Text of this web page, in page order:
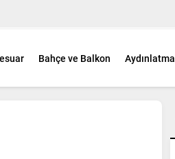
Bahçe ve Balkon Aydınlatma